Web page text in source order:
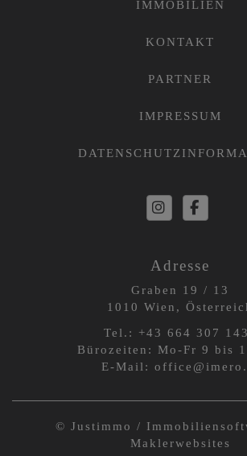
IMMOBILIEN
KONTAKT
PARTNER
IMPRESSUM
Adresse
Graben 19 / 13
1010 Wien,
Tel.: +43 664 307
Bürozeiten: Mo-Fr 9 bis
E-Mail:
© Justimmo /
Maklerwebsites